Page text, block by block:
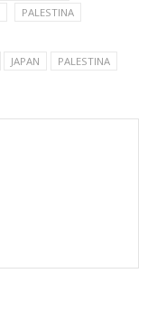
PALESTINA
JAPAN
PALESTINA